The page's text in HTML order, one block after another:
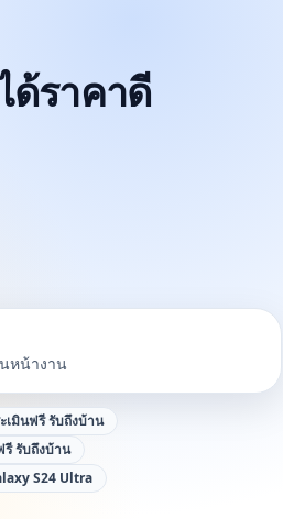
ราคาดี
หน้างาน
เมินฟรี รับถึงบ้าน
รับถึงบ้าน
S24 Ultra